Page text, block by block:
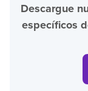
Descargue
específicos